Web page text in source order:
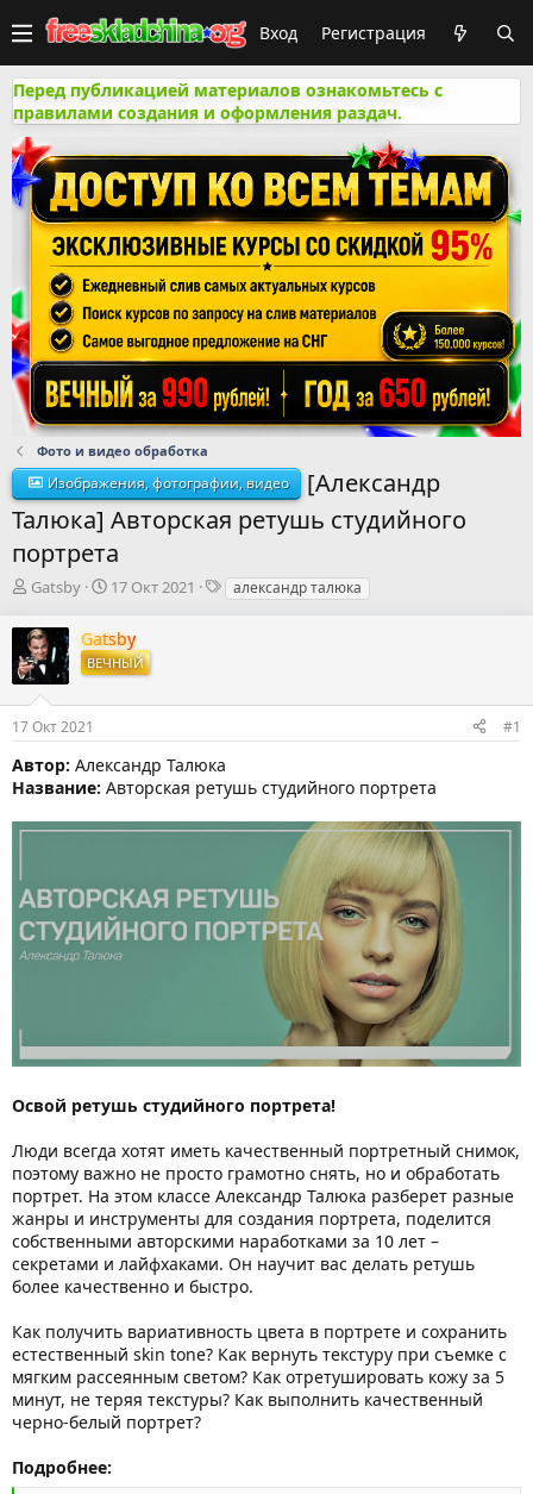
Вход Регистрация
Перед публикацией материалов ознакомьтесь с
правилами создания и оформления раздач.
Фото и видео обработка
Изображения, фотографии, видео
[Александр
Талюка] Авторская ретушь студийного
портрета
А
т
о
р
м
ы
Gatsby
Д
т
а
н
а
л
а
17 Окт 2021
Талександр талюка
Gatsby
ВЕЧНЫЙ
17 Окт 2021 #1
Автор: Александр Талюка
Название: Авторская ретушь студийного портрета
Освой ретушь студийного портрета!
Люди всегда хотят иметь качественный портретный снимок,
поэтому важно не просто грамотно снять, но и обработать
портрет. На этом классе Александр Талюка разберет разные
жанры и инструменты для создания портрета, поделится
собственными авторскими наработками за 10 лет –
секретами и лайфхаками. Он научит вас делать ретушь
более качественно и быстро.
Как получить вариативность цвета в портрете и сохранить
естественный skin tone? Как вернуть текстуру при съемке с
мягким рассеянным светом? Как отретушировать кожу за 5
минут, не теряя текстуры? Как выполнить качественный
черно-белый портрет?
Подробнее: